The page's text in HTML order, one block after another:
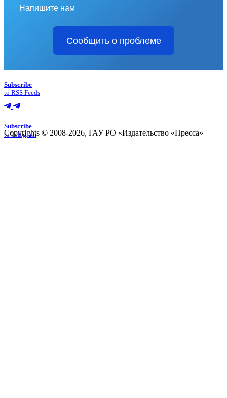
Напишите нам
Сообщить о проблеме
Subscribe
to RSS Feeds
Subscribe
to Telegram
Copyrights © 2008-2026, ГАУ РО «Издательство «Пресса»